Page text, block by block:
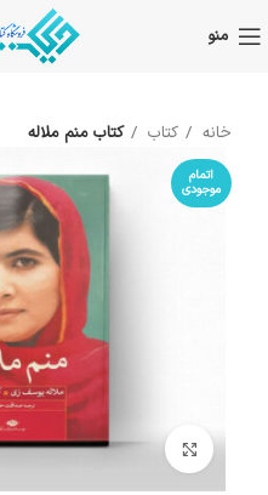
منو
خانه کتاب کتاب منم ملاله
اتمام
موجودی
بزرگنمایی تصویر